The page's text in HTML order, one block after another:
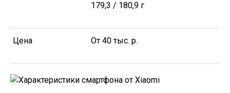
179,3 / 180,9 г
Цена От 40 тыс. р.